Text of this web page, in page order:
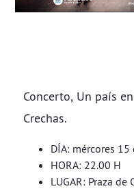
Concerto, Un país
Crechas.
DÍA: mércores
HORA: 22.00 H
LUGAR: Praza de